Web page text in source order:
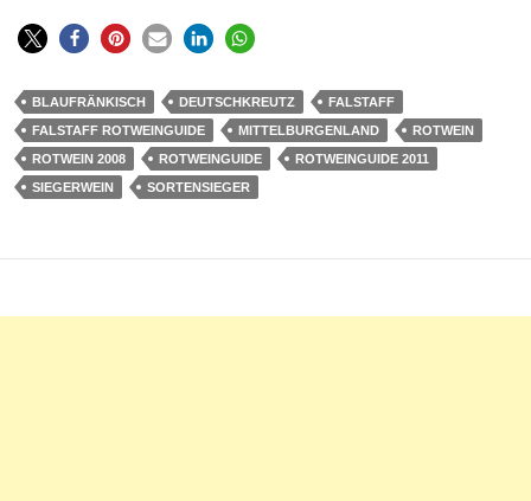
BLAUFRÄNKISCH DEUTSCHKREUTZ
FALSTAFF
FALSTAFF ROTWEINGUIDE
MITTELBURGENLAND
ROTWEIN
ROTWEIN 2008
ROTWEINGUIDE
ROTWEINGUIDE 2011
SIEGERWEIN
SORTENSIEGER